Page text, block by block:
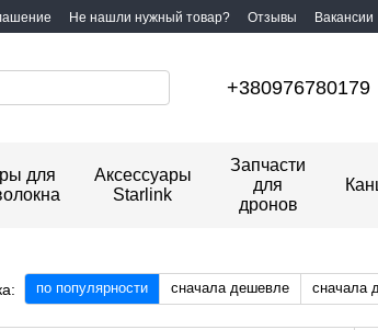
Не нашли нужный товар? Отзывы Вакансии
+380976780179
для
Аксессуары
Starlink
Запчасти
для
дронов
по популярности сначала дешевле сначала